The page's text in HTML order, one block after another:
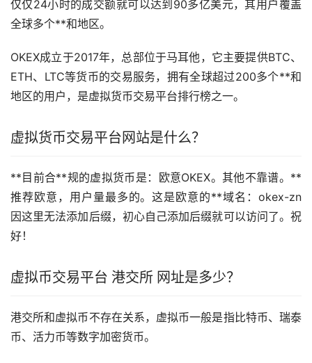
仅仅24小时的成交额就可以达到90多亿美元，其用户覆盖
全球多个**和地区。
OKEX成立于2017年，总部位于马耳他，它主要提供BTC、
ETH、LTC等货币的交易服务，拥有全球超过200多个**和
地区的用户，是虚拟货币交易平台排行榜之一。
虚拟货币交易平台网站是什么？
**目前合**规的虚拟货币是： 欧意OKEX。其他不靠谱。**
推荐欧意，用户量最多的。这是欧意的**域名：okex-zn
因这里无法添加后缀，初心自己添加后缀就可以访问了。祝
好！
虚拟币交易平台 港交所 网址是多少？
港交所和虚拟币不存在关系，虚拟币一般是指比特币、瑞泰
币、活力币等数字加密货币。